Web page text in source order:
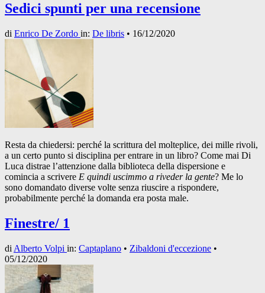
Sedici spunti per una recensione
di Enrico De Zordo in: De libris • 16/12/2020
Resta da chiedersi: perché la scrittura del molteplice, dei mille rivoli,
a un certo punto si disciplina per entrare in un libro? Come mai Di
Luca distrae l’attenzione dalla biblioteca della dispersione e
comincia a scrivere E quindi uscimmo a riveder la gente? Me lo
sono domandato diverse volte senza riuscire a rispondere,
probabilmente perché la domanda era posta male.
Finestre/ 1
di Alberto Volpi in: Captaplano • Zibaldoni d'eccezione •
05/12/2020